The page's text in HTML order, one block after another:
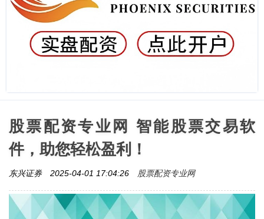
股票配资专业网 智能股票交易软
件，助您轻松盈利！
东兴证券 2025-04-01 17:04:26 股票配资专业网